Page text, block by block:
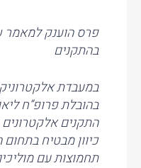
פרס הוענק למאמר
בהתקנים
במעבדת
בהובלת פרופ”ח
התקנים
כיוון מבטיח
תחמוצות עם